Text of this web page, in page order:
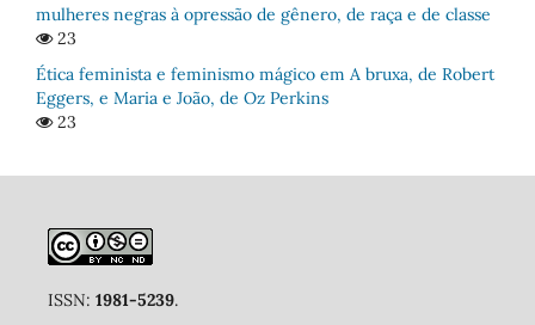
mulheres negras à opressão de gênero, de raça e de classe
23
Ética feminista e feminismo mágico em A bruxa, de Robert
Eggers, e Maria e João, de Oz Perkins
23
ISSN: 1981-5239.